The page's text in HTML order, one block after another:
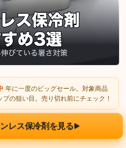
年に一度のビッグセール。対象商品
の狙い目。売り切れ前にチェック！
レス保冷剤を見る▶